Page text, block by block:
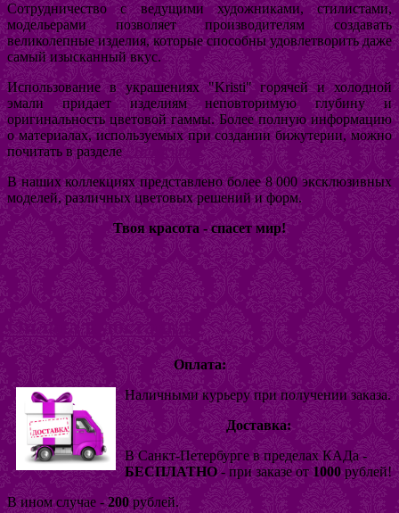
Сотрудничество с ведущими художниками, стилистами,
модельерами позволяет производителям создавать
великолепные изделия, которые способны удовлетворить даже
самый изысканный вкус.
Использование в украшениях "Kristi" горячей и холодной
эмали придает изделиям неповторимую глубину и
оригинальность цветовой гаммы. Более полную информацию
о материалах, используемых при создании бижутерии, можно
почитать в разделе
В наших коллекциях представлено более 8 000 эксклюзивных
моделей, различных цветовых решений и форм.
Твоя красота - спасет мир!
Оплата:
Наличными курьеру при получении заказа.
Доставка:
В Санкт-Петербурге в пределах КАДа -
БЕСПЛАТНО - при заказе от 1000 рублей!
В ином случае - 200 рублей.